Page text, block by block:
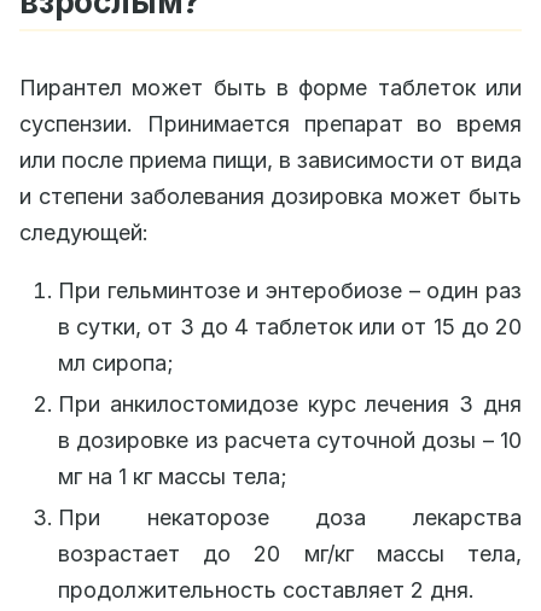
Пирантел может быть в форме таблеток или
суспензии. Принимается препарат во время
или после приема пищи, в зависимости от вида
и степени заболевания дозировка может быть
следующей:
При гельминтозе и энтеробиозе – один раз
в сутки, от 3 до 4 таблеток или от 15 до 20
мл сиропа;
При анкилостомидозе курс лечения 3 дня
в дозировке из расчета суточной дозы – 10
мг на 1 кг массы тела;
При некаторозе доза лекарства
возрастает до 20 мг/кг массы тела,
продолжительность составляет 2 дня.